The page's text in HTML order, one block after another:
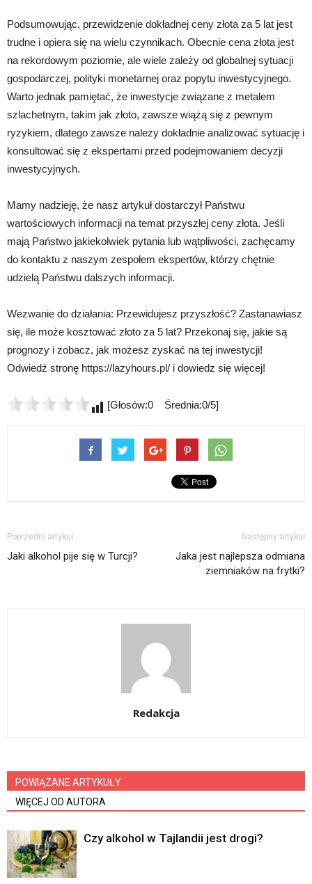
Podsumowując, przewidzenie dokładnej ceny złota za 5 lat jest
trudne i opiera się na wielu czynnikach. Obecnie cena złota jest
na rekordowym poziomie, ale wiele zależy od globalnej sytuacji
gospodarczej, polityki monetarnej oraz popytu inwestycyjnego.
Warto jednak pamiętać, że inwestycje związane z metalem
szlachetnym, takim jak złoto, zawsze wiążą się z pewnym
ryzykiem, dlatego zawsze należy dokładnie analizować sytuację i
konsultować się z ekspertami przed podejmowaniem decyzji
inwestycyjnych.
Mamy nadzieję, że nasz artykuł dostarczył Państwu
wartościowych informacji na temat przyszłej ceny złota. Jeśli
mają Państwo jakiekolwiek pytania lub wątpliwości, zachęcamy
do kontaktu z naszym zespołem ekspertów, którzy chętnie
udzielą Państwu dalszych informacji.
Wezwanie do działania: Przewidujesz przyszłość? Zastanawiasz
się, ile może kosztować złoto za 5 lat? Przekonaj się, jakie są
prognozy i zobacz, jak możesz zyskać na tej inwestycji!
Odwiedź stronę https://lazyhours.pl/ i dowiedz się więcej!
[Głosów:0 Średnia:0/5]
Poprzedni artykuł
Jaki alkohol pije się w Turcji?
Następny artykuł
Jaka jest najlepsza odmiana
ziemniaków na frytki?
Redakcja
POWIĄZANE ARTYKUŁY
WIĘCEJ OD AUTORA
Czy alkohol w Tajlandii jest drogi?